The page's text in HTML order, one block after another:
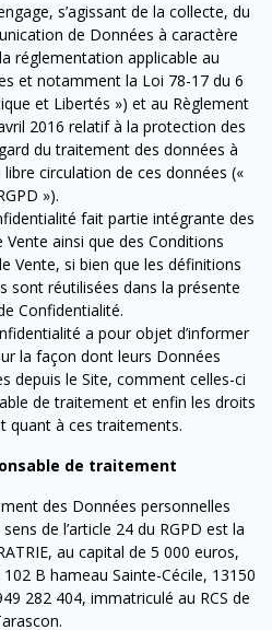
s’agissant de la collecte, du
de Données à caractère
réglementation applicable au
et notamment la Loi 78-17 du 6
et Libertés ») et au Règlement
2016 relatif à la protection des
du traitement des données à
circulation de ces données («
»).
fait partie intégrante des
ainsi que des Conditions
Vente, si bien que les définitions
sont réutilisées dans la présente
Confidentialité.
a pour objet d’informer
la façon dont leurs Données
depuis le Site, comment celles-ci
de traitement et enfin les droits
quant à ces traitements.
de traitement
des Données personnelles
de l’article 24 du RGPD est la
au capital de 5 000 euros,
B hameau Sainte-Cécile, 13150
282 404, immatriculé au RCS de